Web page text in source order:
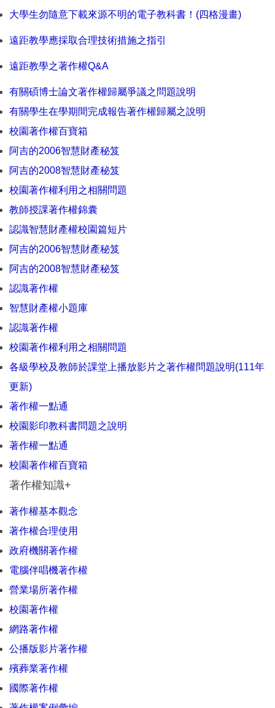
大學生勿隨意下載來源不明的電子教科書！(四格漫畫)
遠距教學應採取合理技術措施之指引
遠距教學之著作權Q&A
有關碩博士論文著作權歸屬爭議之問題說明
有關學生在學期間完成報告著作權歸屬之說明
校園著作權百寶箱
阿吉的2006智慧財產秘笈
阿吉的2008智慧財產秘笈
校園著作權利用之相關問題
教師授課著作權錦囊
認識智慧財產權校園篇短片
阿吉的2006智慧財產秘笈
阿吉的2008智慧財產秘笈
認識著作權
智慧財產權小題庫
認識著作權
校園著作權利用之相關問題
各級學校及教師於課堂上播放影片之著作權問題說明(111年
更新)
著作權一點通
校園影印教科書問題之說明
著作權一點通
校園著作權百寶箱
著作權知識+
著作權基本觀念
著作權合理使用
政府機關著作權
電腦伴唱機著作權
營業場所著作權
校園著作權
網路著作權
公播版影片著作權
殯葬業著作權
國際著作權